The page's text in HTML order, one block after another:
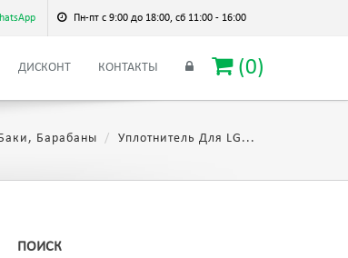
Пн-пт с 9:00 до 18:00, сб 11:00 - 16:00
ДИСКОНТ КОНТАКТЫ (0)
Барабаны Уплотнитель Для LG...
ПОИСК